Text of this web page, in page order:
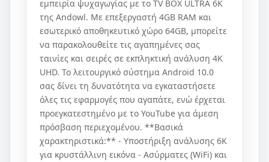
εμπειρία ψυχαγωγίας με το TV BOX ULTRA 6K
της Andowl. Με επεξεργαστή 4GB RAM και
εσωτερικό αποθηκευτικό χώρο 64GB, μπορείτε
να παρακολουθείτε τις αγαπημένες σας
ταινίες και σειρές σε εκπληκτική ανάλυση 4K
UHD. Το λειτουργικό σύστημα Android 10.0
σας δίνει τη δυνατότητα να εγκαταστήσετε
όλες τις εφαρμογές που αγαπάτε, ενώ έρχεται
προεγκατεστημένο με το YouTube για άμεση
πρόσβαση περιεχομένου. **Βασικά
χαρακτηριστικά:** - Υποστήριξη ανάλυσης 6K
για κρυστάλλινη εικόνα - Ασύρματες (WiFi) και